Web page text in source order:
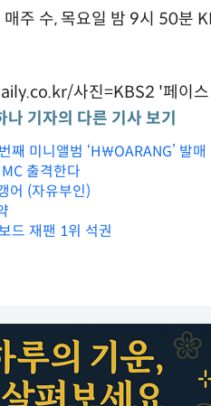
매주 수, 목요일 밤 9시 50분
사진=KBS2 '페이스
나 기자의 다른 기사 보기
미니앨범 ‘H₩OARANG’ 발매
출격한다
어 (자유부인)
드 재팬 1위 석권